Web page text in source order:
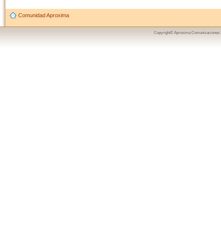
Comunidad Aproxima
Copyright© Aproxima Comunicaciones